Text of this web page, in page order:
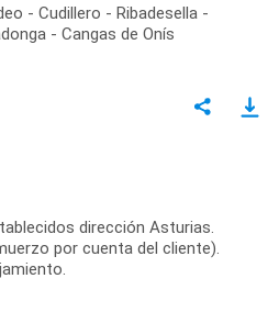
- Cudillero - Ribadesella -
- Cangas de Onís
dirección Asturias.
por cuenta del cliente).